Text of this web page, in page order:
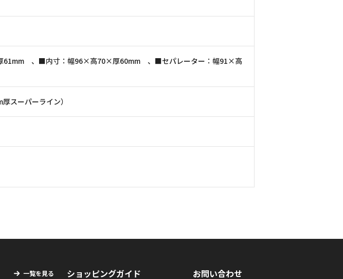
61mm 、■内寸：幅96×高70×厚60mm 、■セパレーター：幅91×高
厚スーパーライン）
一覧を見る ショッピングガイド お問い合わせ